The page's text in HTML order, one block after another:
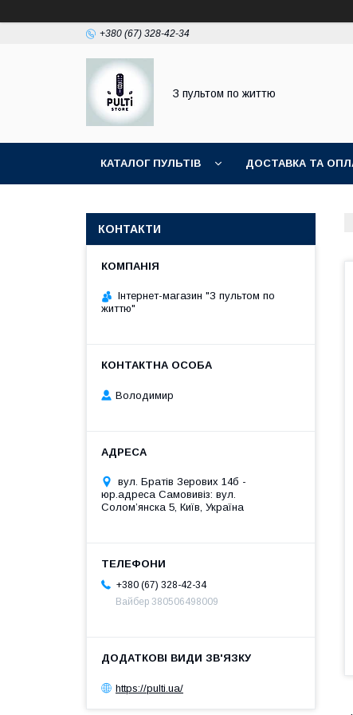
+380 (67) 328-42-34
З пультом по життю
КАТАЛОГ ПУЛЬТІВ ДОСТАВКА ТА
КОНТАКТИ
Інтернет-магазин "З пультом по
життю"
Володимир
вул. Братів Зерових 14б -
юр.адреса Самовивіз: вул.
Соломʼянска 5, Київ, Україна
+380 (67) 328-42-34
Вайбер 380506498009
https://pulti.ua/